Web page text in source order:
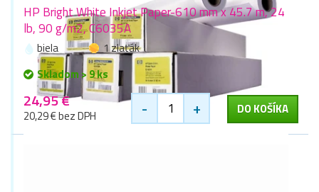
HP Bright White Inkjet Paper-610 mm x 45.7 m, 24
lb, 90 g/m2, C6035A
biela
1 zlaťák
Skladom > 9 ks
24,95 €
20,29 € bez DPH - + DO KOŠÍKA